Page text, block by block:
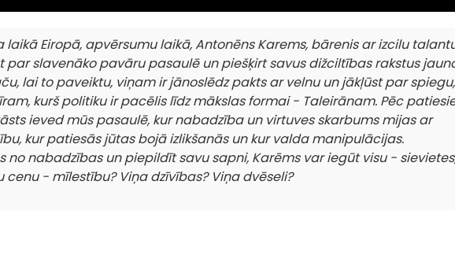
laikā Eiropā, apvērsumu laikā, Antonēns Karems, bārenis ar izcilu
par slavenāko pavāru pasaulē un piešķirt savus dižciltības rakstus
lai to paveiktu, viņam ir jānoslēdz pakts ar velnu un jākļūst par spiegu,
kurš politiku ir pacēlis līdz mākslas formai - Taleirānam. Pēc
ieved mūs pasaulē, kur nabadzība un virtuves skarbums mijas ar
kur patiesās jūtas bojā izlikšanās un kur valda manipulācijas.
no nabadzības un piepildīt savu sapni, Karēms var iegūt visu -
- mīlestību? Viņa dzīvības? Viņa dvēseli?